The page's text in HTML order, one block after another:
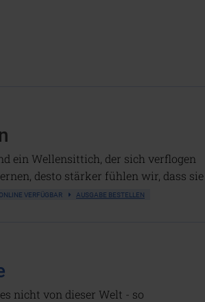
ein Wellensittich, der sich verflogen
desto stärker fühlen wir, dass sie
VERFÜGBAR AUSGABE BESTELLEN
nicht von dieser Welt - so